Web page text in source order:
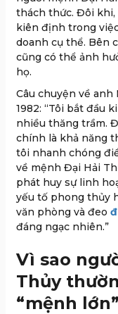
thách thức. Đôi khi,
kiên định trong
doanh cụ thể. Bên
cũng có thể ảnh
họ.
Câu chuyện về
1982: “Tôi bắt đầu
nhiều thăng trầm.
chính là khả năng
tôi nhanh chóng
về mệnh Đại Hải
phát huy sự linh
yếu tố phong thủy
văn phòng và đeo
đáng ngạc nhiên.”
Vì sao
Thủy
“mệnh